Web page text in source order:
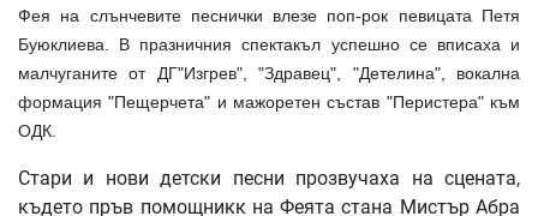
Фея на слънчевите песнички влезе поп-рок певицата Петя
Буюклиева. В празничния спектакъл успешно се вписаха и
малчуганите от ДГ"Изгрев", "Здравец", "Детелина", вокална
формация "Пещерчета" и мажоретен състав "Перистера" към
ОДК.
Стари и нови детски песни прозвучаха на сцената,
където пръв помощникк на Феята стана Мистър Абра